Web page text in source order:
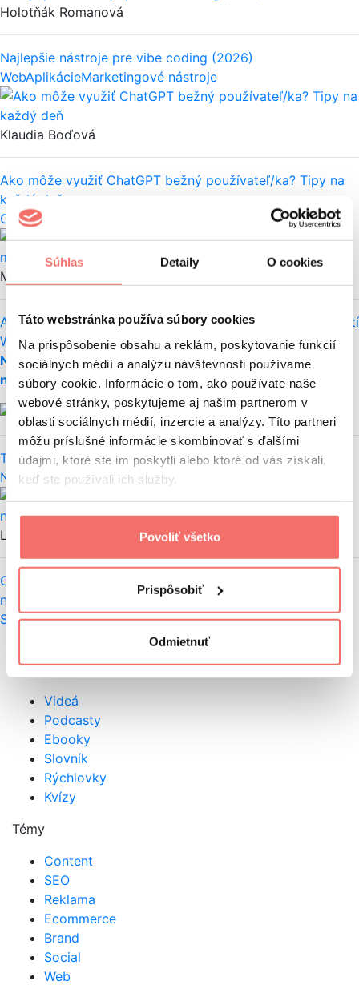
Súhlas Detaily O cookies
Táto webstránka používa súbory cookies
Na prispôsobenie obsahu a reklám, poskytovanie funkcií
sociálnych médií a analýzu návštevnosti používame
súbory cookie. Informácie o tom, ako používate naše
webové stránky, poskytujeme aj našim partnerom v
oblasti sociálnych médií, inzercie a analýzy. Títo partneri
môžu príslušné informácie skombinovať s ďalšími
údajmi, ktoré ste im poskytli alebo ktoré od vás získali,
keď ste používali ich služby.
Povoliť všetko
Prispôsobiť
Odmietnuť
Holotňák Romanová
Najlepšie nástroje pre vibe coding (2026)
WebAplikácieMarketingové nástroje
Klaudia Boďová
Ako môže využiť ChatGPT bežný používateľ/ka? Tipy na
každý deň
Content
Martin Vrobel, Klaudia Boďová
Ako blokovať (zakázať) reklamy? Vyberte si zo 7 možností
WorklifeAplikácie
Nákupná sila generácie Z sa celosvetovo odhaduje
na približne 140 miliónov amerických dolárov.
Monika Floreková
TOP aplikácie na predpoveď počasia
NezaradenéAplikácie
Lucia Palušová, Timotej Slabý
Chatovacie aplikácie: Ktoré sú najlepšie a ktoré
najbezpečnejšie?
SocialAplikácieKomunikácia
Kategórie
Videá
Podcasty
Ebooky
Slovník
Rýchlovky
Kvízy
Témy
Content
SEO
Reklama
Ecommerce
Brand
Social
Web